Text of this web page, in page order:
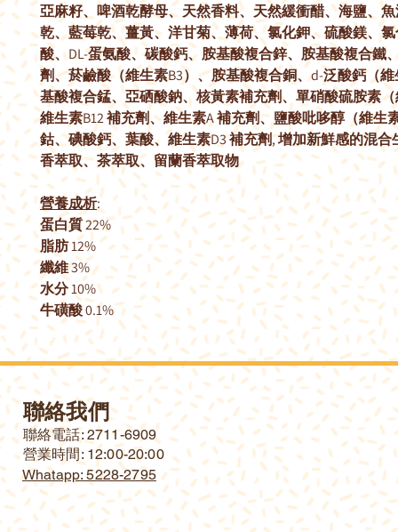
亞麻籽、啤酒乾酵母、天然香料、天然緩衝醋、海鹽、
乾、藍莓乾、薑黃、洋甘菊、薄荷、氯化鉀、硫酸鎂、
酸、DL-蛋氨酸、碳酸鈣、胺基酸複合鋅、胺基酸複合鐵
劑、菸鹼酸（維生素B3）、胺基酸複合銅、d-泛酸鈣（
基酸複合錳、亞硒酸鈉、核黃素補充劑、單硝酸硫胺素（
維生素B12 補充劑、維生素A 補充劑、鹽酸吡哆醇（維生
鈷、碘酸鈣、葉酸、維生素D3 補充劑, 增加新鮮感的混合
香萃取、茶萃取、留蘭香萃取物
營養成析:
蛋白質 22%
脂肪 12%
纖維 3%
水分 10%
牛磺酸 0.1%
聯絡我們
​聯絡電話: 2711-6909
營業時間: 12:00-20:00
Whatapp: 5228-2795